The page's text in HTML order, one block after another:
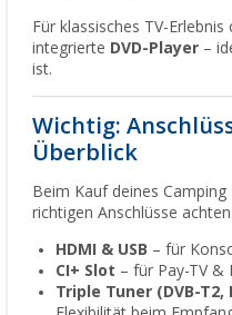
Für klassisches TV-
integrierte DVD-Player –
ist.
Wichtig:
Überblick
Beim Kauf deines
richtigen Anschlüsse achten:
HDMI & USB – für
CI+ Slot – für Pay-TV &
Triple Tuner (DVB-T2,